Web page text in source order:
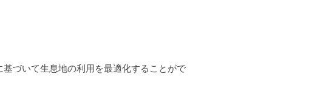
づいて生息地の利用を最適化することがで